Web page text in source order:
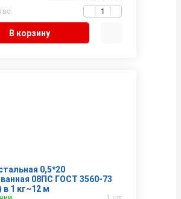
В корзину
0,5*20
08ПС ГОСТ 3560-73
в 1 кг~12 м